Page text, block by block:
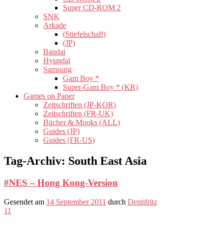
Super CD-ROM 2
SNK
Arkade
(Stiefelschaft)
(JP)
Bandai
Hyundai
Samsung
Gam Boy *
Super-Gam Boy * (KR)
Games on Paper
Zeitschriften (JP-KOR)
Zeitschriften (FR-UK)
Bücher & Mooks (ALL)
Guides (JP)
Guides (FR-US)
Tag-Archiv: South East Asia
#NES – Hong Kong-Version
Gesendet am 14 September 2011 durch Dentifritz
11